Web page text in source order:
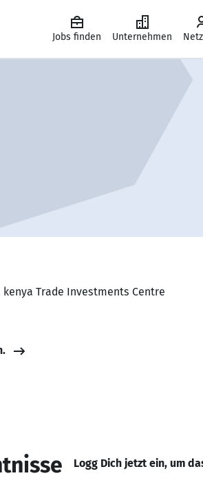
Jobs finden Unternehmen
Trade Investments Centre
Logg Dich jetzt ein, um